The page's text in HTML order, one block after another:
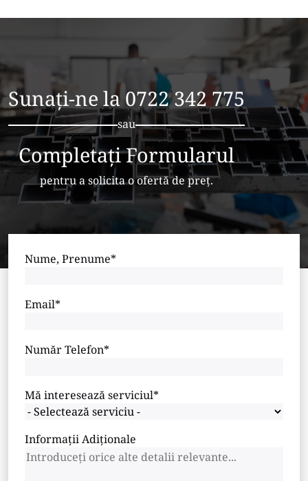
Sunați-ne la 0722 342 775
sau
Completați Formularul
pentru a solicita o ofertă de preț.
Nume, Prenume*
Email*
Număr Telefon*
Mă interesează serviciul*
Informații Adiționale